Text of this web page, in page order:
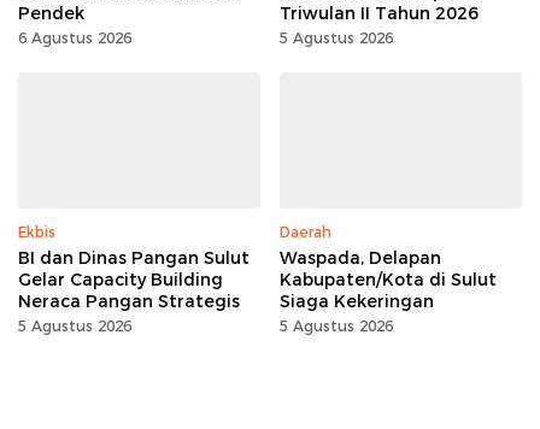
Pendek
6 Agustus 2026
Triwulan II Tahun 2026
5 Agustus 2026
Ekbis
BI dan Dinas Pangan Sulut
Gelar Capacity Building
Neraca Pangan Strategis
5 Agustus 2026
Daerah
Waspada, Delapan
Kabupaten/Kota di Sulut
Siaga Kekeringan
5 Agustus 2026